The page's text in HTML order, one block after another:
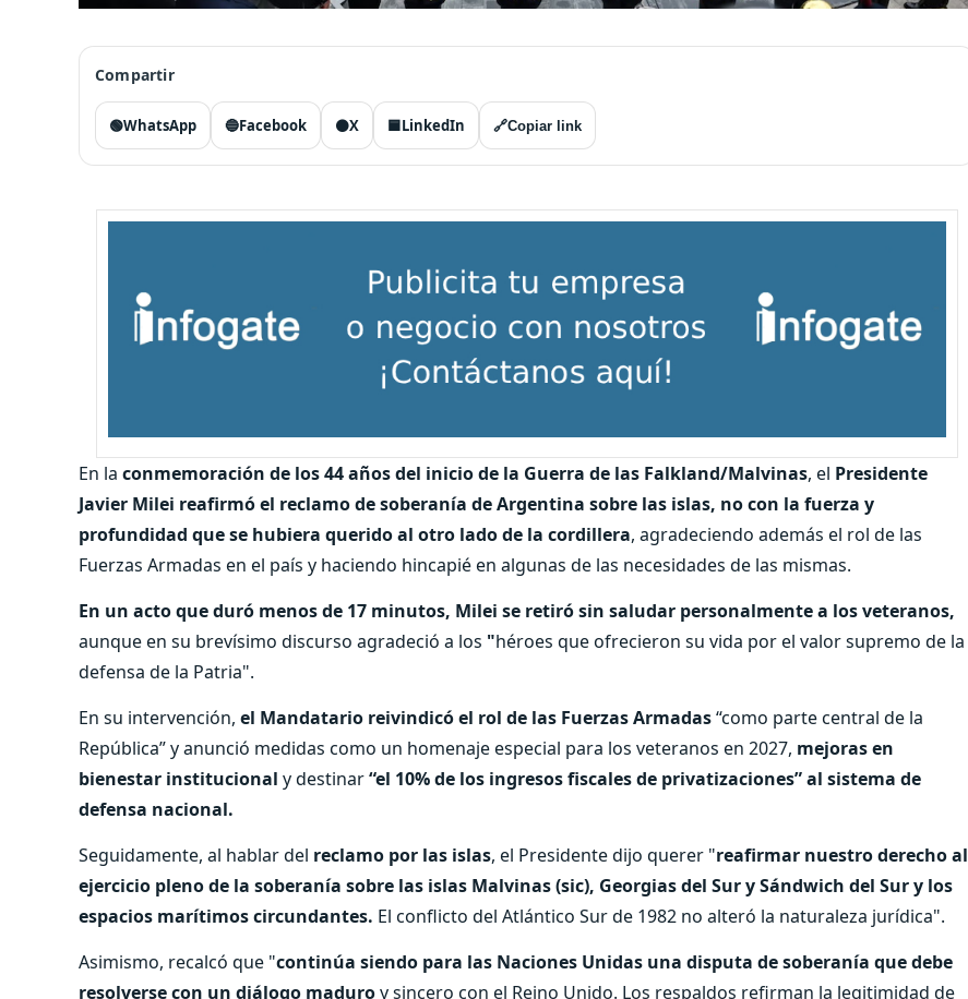
Compartir
🟢WhatsApp 🔵Facebook ⚫X 🟦LinkedIn 🔗Copiar link
En la conmemoración de los 44 años del inicio de la Guerra de las Falkland/Malvinas, el Presidente
Javier Milei reafirmó el reclamo de soberanía de Argentina sobre las islas, no con la fuerza y
profundidad que se hubiera querido al otro lado de la cordillera, agradeciendo además el rol de las
Fuerzas Armadas en el país y haciendo hincapié en algunas de las necesidades de las mismas.
En un acto que duró menos de 17 minutos, Milei se retiró sin saludar personalmente a los veteranos,
aunque en su brevísimo discurso agradeció a los "héroes que ofrecieron su vida por el valor supremo de la
defensa de la Patria".
En su intervención, el Mandatario reivindicó el rol de las Fuerzas Armadas“como parte central de la
República” y anunció medidas como un homenaje especial para los veteranos en 2027, mejoras en
bienestar institucional y destinar“el 10% de los ingresos fiscales de privatizaciones” al sistema de
defensa nacional.
Seguidamente, al hablar del reclamo por las islas, el Presidente dijo querer "reafirmar nuestro derecho al
ejercicio pleno de la soberanía sobre las islas Malvinas (sic), Georgias del Sur y Sándwich del Sur y los
espacios marítimos circundantes. El conflicto del Atlántico Sur de 1982 no alteró la naturaleza jurídica".
Asimismo, recalcó que "continúa siendo para las Naciones Unidas una disputa de soberanía que debe
resolverse con un diálogo maduroy sincero con el Reino Unido. Los respaldos refirman la legitimidad de